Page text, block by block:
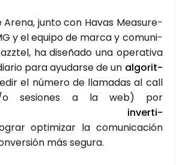
Are­na, jun­to con Havas Mea­su­re­
y el equi­po de mar­ca y comu­ni­
ha dise­ña­do una ope­ra­ti­va
para ayu­dar­se de un algo­rit­
el núme­ro de lla­ma­das al call
o sesio­nes a la web) por
inver­ti­
opti­mi­zar la comu­ni­ca­ción
más segu­ra.